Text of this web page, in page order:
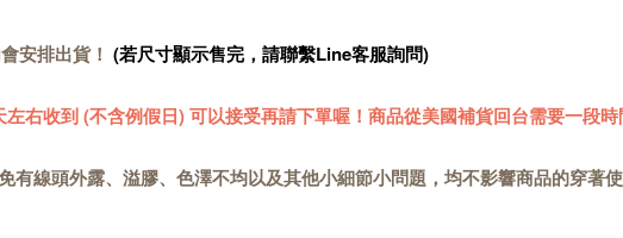
安排出貨！ (若尺寸顯示售完，請聯繫Line客服詢問)
右收到 (不含例假日) 可以接受再請下單喔！商品從美國補貨回台需要一段
有線頭外露、溢膠、色澤不均以及其他小細節小問題，均不影響商品的穿著